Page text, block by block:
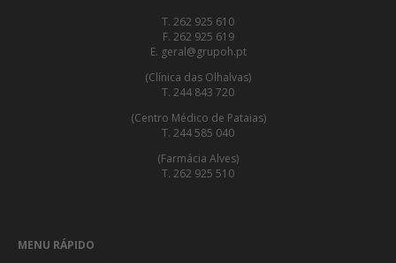
T. 262 925 610
F. 262 925 619
E. geral@grupoh.pt
(Clínica das Olhalvas)
T. 244 843 720
(Centro Médico de Pataias)
T. 244 585 040
(Farmácia Alves)
T. 262 925 510
MENU RÁPIDO